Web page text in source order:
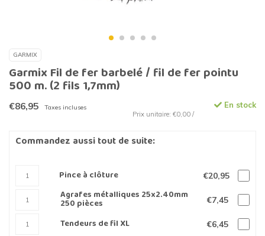
GARMIX
Garmix Fil de fer barbelé / fil de fer pointu
500 m. (2 fils 1,7mm)
€86,95 Taxes incluses En stock
Prix unitaire: €0,00 /
Commandez aussi tout de suite:
Pince à clôture €20,95
Agrafes métalliques 25x2.40mm
250 pièces €7,45
Tendeurs de fil XL €6,45